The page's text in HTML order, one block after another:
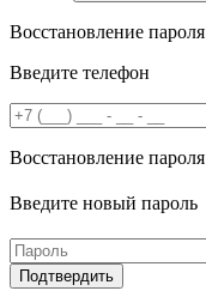
Восстановление пароля
Введите телефон
Восстановление пароля
Введите новый пароль